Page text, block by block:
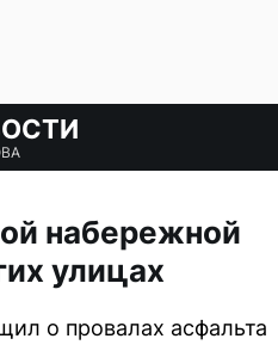
набережной
улицах
о провалах асфальта